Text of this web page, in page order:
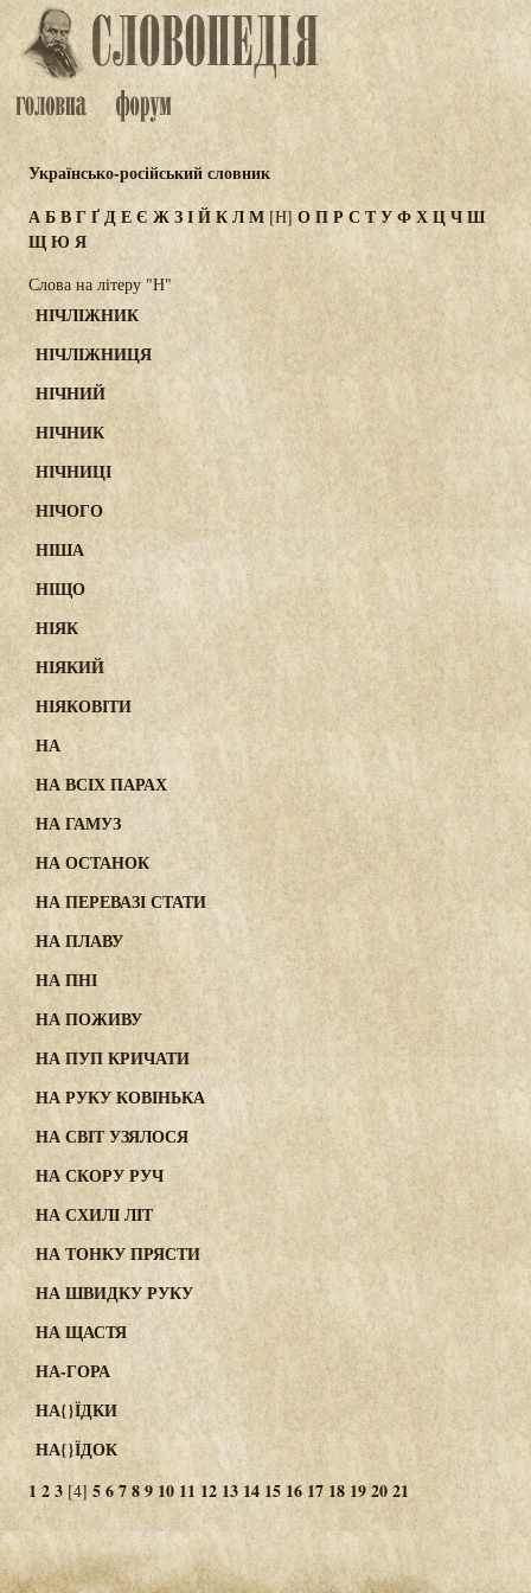
Українсько-російський словник
АБВГҐДЕЄ ЖЗІЙКЛМ [Н] ОПР СТУФХЦЧШ
ЩЮ Я
Слова на літеру "Н"
НІЧЛІЖНИК
НІЧЛІЖНИЦЯ
НІЧНИЙ
НІЧНИК
НІЧНИЦІ
НІЧОГО
НІША
НІЩО
НІЯК
НІЯКИЙ
НІЯКОВІТИ
НА
НА ВСІХ ПАРАХ
НА ГАМУЗ
НА ОСТАНОК
НА ПЕРЕВАЗІ СТАТИ
НА ПЛАВУ
НА ПНІ
НА ПОЖИВУ
НА ПУП КРИЧАТИ
НА РУКУ КОВІНЬКА
НА СВІТ УЗЯЛОСЯ
НА СКОРУ РУЧ
НА СХИЛІ ЛІТ
НА ТОНКУ ПРЯСТИ
НА ШВИДКУ РУКУ
НА ЩАСТЯ
НА-ГОРА
НА{}ЇДКИ
НА{}ЇДОК
123 [4] 56789 10 11 12 1314 1516 17 18 192021